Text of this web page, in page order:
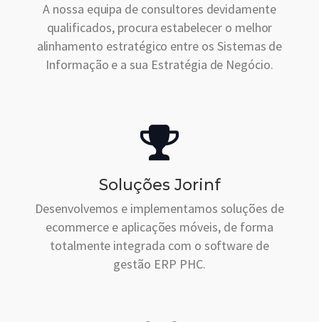
A nossa equipa de consultores devidamente
qualificados, procura estabelecer o melhor
alinhamento estratégico entre os Sistemas de
Informação e a sua Estratégia de Negócio.
Soluções Jorinf
Desenvolvemos e implementamos soluções de
ecommerce e aplicações móveis, de forma
totalmente integrada com o software de
gestão ERP PHC.